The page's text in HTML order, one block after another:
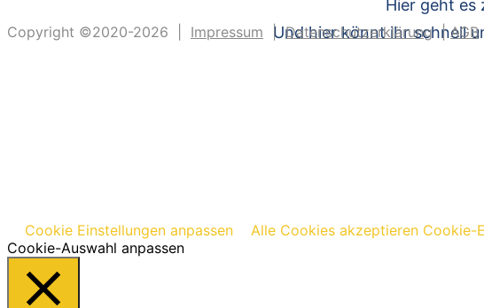
Hier geht es
Und hier könnt ihr schnell
Copyright ©2020-2026 | Impressum |Datenschutzerklärung|AGB
Cookie Einstellungen anpassen Alle Cookies akzeptieren Cookie-
Cookie-Auswahl anpassen